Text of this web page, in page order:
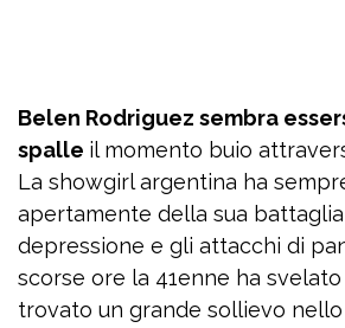
Belen Rodriguez sembra
spalle il momento buio
La showgirl argentina ha
apertamente della sua
depressione e gli attacchi di
scorse ore la 41enne ha
trovato un grande sollievo nello